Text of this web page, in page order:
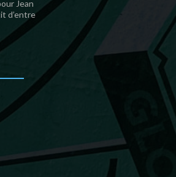
Jean
d’entre